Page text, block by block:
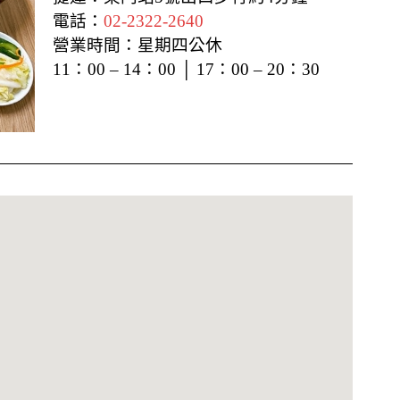
電話： 02-2322-2640
營業時間：星期四公休
11：00 – 14：00 │ 17：00 – 20：30